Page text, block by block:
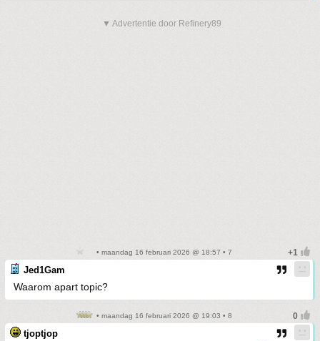
▼ Advertentie door Refinery89
• maandag 16 februari 2026 @ 18:57 • 7
Jed1Gam
Waarom apart topic?
• maandag 16 februari 2026 @ 19:03 • 8
tjoptjop